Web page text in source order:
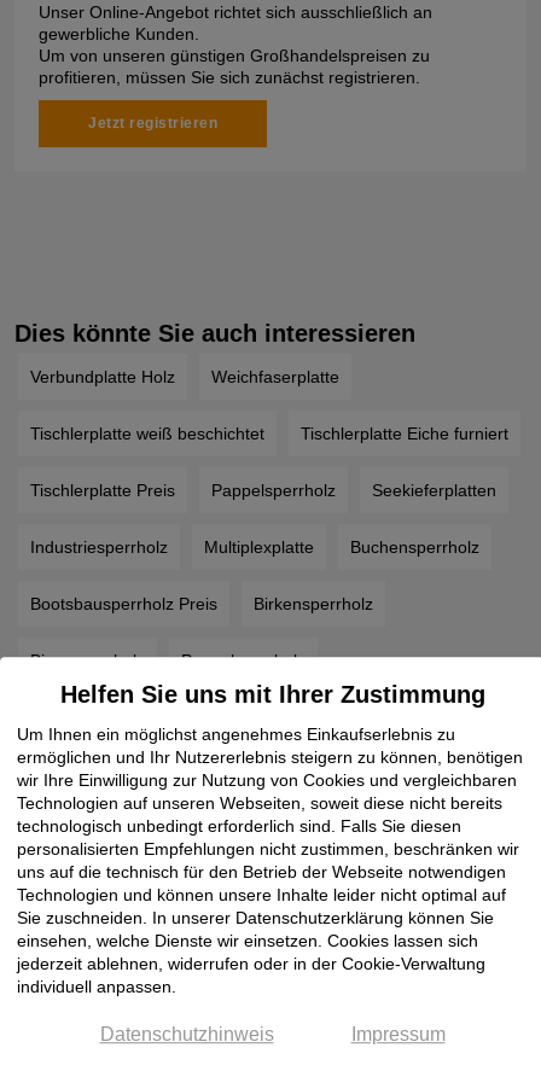
Unser Online-Angebot richtet sich ausschließlich an
gewerbliche Kunden.
Um von unseren günstigen Großhandelspreisen zu
profitieren, müssen Sie sich zunächst registrieren.
Jetzt registrieren
Dies könnte Sie auch interessieren
Verbundplatte Holz Weichfaserplatte
Tischlerplatte weiß beschichtet Tischlerplatte Eiche furniert
Tischlerplatte Preis Pappelsperrholz Seekieferplatten
Industriesperrholz Multiplexplatte Buchensperrholz
Bootsbausperrholz Preis Birkensperrholz
Biegesperrholz Pappelsperrholz
Siebdruckplatten Resopal Platten
Schichtstoffplatten Preise Sandwichplatte
Resopal Preise Nischenrückwände MDF durchgefärbt
MDF Platte Massivholzplatten Leichtbauplatten
Kompaktplatten
Helfen Sie uns mit Ihrer Zustimmung
Um Ihnen ein möglichst angenehmes Einkaufserlebnis zu
ermöglichen und Ihr Nutzererlebnis steigern zu können, benötigen
wir Ihre Einwilligung zur Nutzung von Cookies und vergleichbaren
Technologien auf unseren Webseiten, soweit diese nicht bereits
technologisch unbedingt erforderlich sind. Falls Sie diesen
personalisierten Empfehlungen nicht zustimmen, beschränken wir
uns auf die technisch für den Betrieb der Webseite notwendigen
Technologien und können unsere Inhalte leider nicht optimal auf
Sie zuschneiden. In unserer Datenschutzerklärung können Sie
einsehen, welche Dienste wir einsetzen. Cookies lassen sich
jederzeit ablehnen, widerrufen oder in der Cookie-Verwaltung
individuell anpassen.
Datenschutzhinweis Impressum